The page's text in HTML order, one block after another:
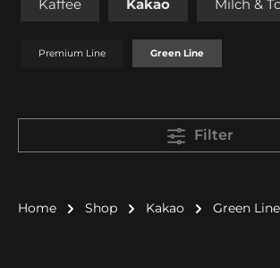
Kaffee Kakao Milch &
Premium Line Green Line
Filter
Home Shop Kakao Green Line